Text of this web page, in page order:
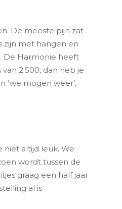
De meeste pijn zat
zijn met hangen en
De Harmonie heeft
2.500, dan heb je
‘we mogen weer’,
niet altijd leuk. We
wordt tussen de
graag een half jaar
al is